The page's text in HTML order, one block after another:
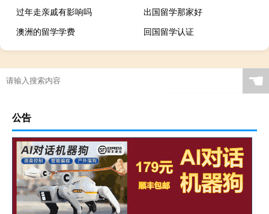
过年走亲戚有影响吗
出国留学那家好
澳洲的留学学费
回国留学认证
☚
公告